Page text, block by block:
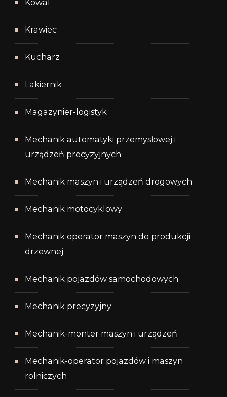
Kowal
Krawiec
Kucharz
Lakiernik
Magazynier-logistyk
Mechanik automatyki przemysłowej i
urządzeń precyzyjnych
Mechanik maszyn i urządzeń drogowych
Mechanik motocyklowy
Mechanik operator maszyn do produkcji
drzewnej
Mechanik pojazdów samochodowych
Mechanik precyzyjny
Mechanik-monter maszyn i urządzeń
Mechanik-operator pojazdów i maszyn
rolniczych